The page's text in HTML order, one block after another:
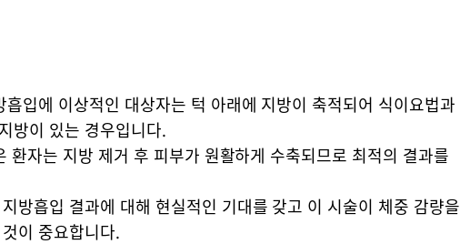
입에 이상적인 대상자는 턱 아래에 지방이 축적되어 식이요법과
방이 있는 경우입니다.
환자는 지방 제거 후 피부가 원활하게 수축되므로 최적의 결과를
방흡입 결과에 대해 현실적인 기대를 갖고 이 시술이 체중 감량을
이 중요합니다.